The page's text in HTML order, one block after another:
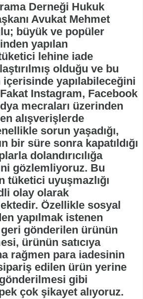
Derneği Hukuk
Avukat Mehmet
büyük ve popüler
yapılan
lehine iade
olduğu ve bu
içerisinde yapılabileceğini
Instagram, Facebook
mecraları üzerinden
alışverişlerde
sorun yaşadığı,
bir süre sonra kapatıldığı
dolandırıcılığa
gözlemliyoruz. Bu
tüketici uyuşmazlığı
olay olarak
Özellikle sosyal
yapılmak istenen
gönderilen ürünün
ürünün satıcıya
rağmen para iadesinin
edilen ürün yerine
gibi
çok şikayet alıyoruz.